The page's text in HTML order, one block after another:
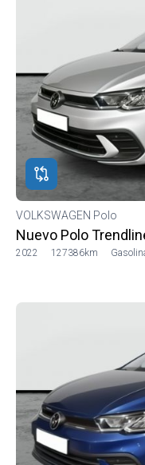
VOLKSWAGEN Polo
Nuevo Polo
2022 127386km